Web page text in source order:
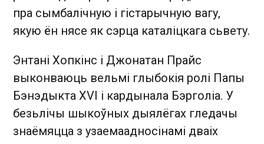
пра сымбалічную і гістарычную вагу,
якую ён нясе як сэрца каталіцкага сьвету.
Энтані Хопкінс і Джонатан Прайс
выконваюць вельмі глыбокія ролі Папы
Бэнэдыкта XVI і кардынала Бэрголіа. У
безьлічы шыкоўных дыялёгах гледачы
знаёмяцца з узаемаадносінамі дваіх